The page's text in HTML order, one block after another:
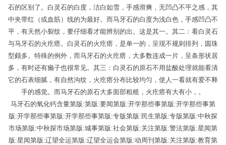
石的区别了。白灵石的白度，洁白如雪，手感滑爽，无凹凸不平之感，其
中夹带红（或血筋）线的为最好。而马牙石的白度为浅白色，手感凹凸不
平，有天然小裂纹，要仔细看才能辨别的出。这是其一。其二：看白灵石
与马牙石的火疙瘩。白灵石的火疙瘩，是单一的，呈现不规则排列，圆珠
型颇多。特殊的例外，而马牙石的火疙瘩，大多数连成一片，呈条形状居
多，有时还有癞子也很常见。其三：白灵石的原石不用盐酸处理就能看清
它的石表细腻，有自然沟纹，火疙瘩分布比较均匀，使人一看就有爱不释
手的感觉。而马牙石的原石大多面部粗糙，火疙瘩有大有小，。
马牙石的氧化钙含量第版:第版:要闻第版:开学那些事第版:开学那些事第
版:开学那些事第版:开学那些事第版:专版第版:民生第版:专版第版:中秋探
市场第版:中秋探市场第版:城事第版:社会第版:关注第版:警法第版:星闻第
版:星闻第版:辽望全运第版:辽望全运会第版:动周刊第版:关注第版:教育第